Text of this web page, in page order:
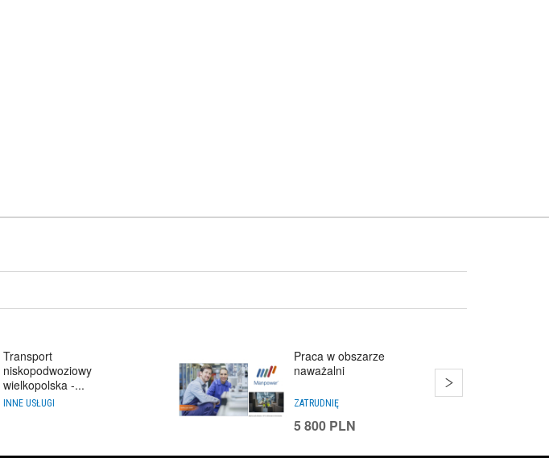
Transport
niskopodwoziowy
wielkopolska -...
INNE USŁUGI
Praca w obszarze
naważalni
ZATRUDNIĘ
5 800 PLN